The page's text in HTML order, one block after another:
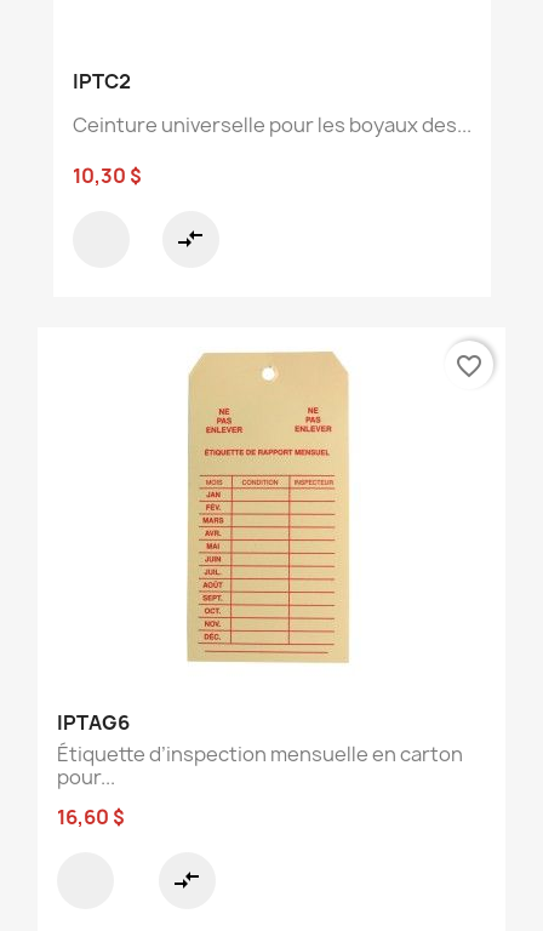
IPTC2
Ceinture universelle pour les boyaux des...
10,30 $
compare_arrows
IPTAG6
Étiquette d’inspection mensuelle en carton
pour...
16,60 $
compare_arrows
favorite_border